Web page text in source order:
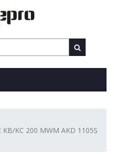
KB/KC 200 MWM AKD 1105S